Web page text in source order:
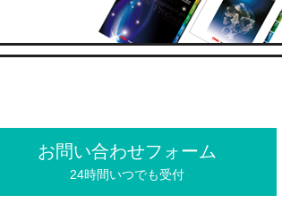
お問い合わせフォーム
24時間いつでも受付